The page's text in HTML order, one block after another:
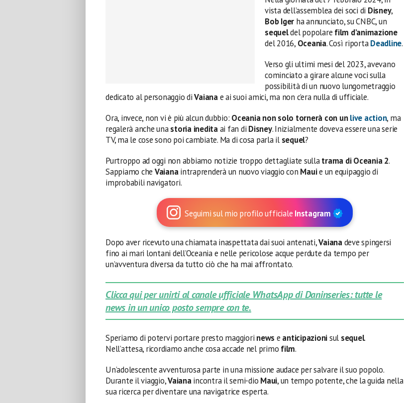
vista dell’assemblea dei soci di Disney,
Bob Iger ha annunciato, su CNBC, un
sequeldel popolare film d’animazione
del 2016, Oceania. Così riportaDeadline.
Verso gli ultimi mesi del 2023, avevano
cominciato a girare alcune voci sulla
possibilità di un nuovo lungometraggio
dedicato al personaggio diVaianae ai suoi amici, ma non c’era nulla di ufficiale.
Ora, invece, non vi è più alcun dubbio: Oceania non solo tornerà con unlive action, ma
regalerà anche unastoria ineditaai fan di Disney. Inizialmente doveva essere una serie
TV, ma le cose sono poi cambiate. Ma di cosa parla il sequel?
Purtroppo ad oggi non abbiamo notizie troppo dettagliate sullatrama di Oceania 2.
Sappiamo che Vaianaintraprenderà un nuovo viaggio con Mauie un equipaggio di
improbabili navigatori.
Seguimi sul mio profilo ufficiale Instagram
Dopo aver ricevuto una chiamata inaspettata dai suoi antenati,Vaianadeve spingersi
fino ai mari lontani dell’Oceania e nelle pericolose acque perdute da tempo per
un’avventura diversa da tutto ciò che ha mai affrontato.
Clicca qui per unirti al canale ufficiale WhatsApp di Daninseries: tutte le
news in un unico posto sempre con te.
Speriamo di potervi portare presto maggiori news e anticipazionisul sequel.
Nell’attesa, ricordiamo anche cosa accade nel primo film.
Un’adolescente avventurosa parte in una missione audace per salvare il suo popolo.
Durante il viaggio,Vaianaincontra il semi-dio Maui, un tempo potente, che la guida nella
sua ricerca per diventare una navigatrice esperta.